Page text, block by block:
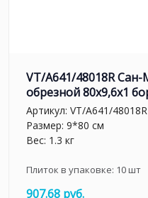
VT/A641/48018R
обрезной 80x9,6x1
Артикул: VT/A641/48018R
Размер: 9*80 см
Вес: 1.3 кг
Плиток в упаковке: 10шт
907.68 руб.